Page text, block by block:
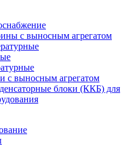
с выносным агрегатом
с выносным агрегатом
блоки (ККБ) для